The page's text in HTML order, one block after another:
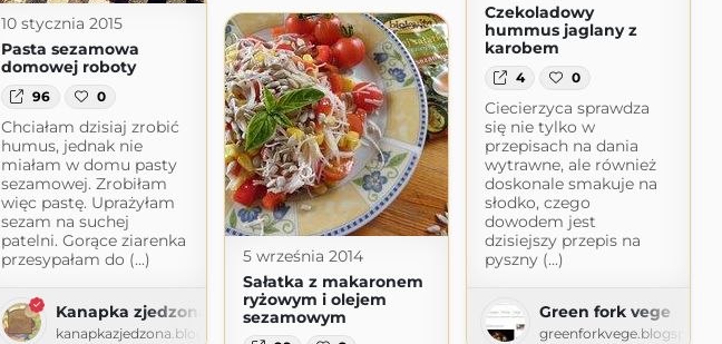
Czekoladowy
hummus jaglany z
karobem
4 0
Ciecierzyca sprawdza
się nie tylko w
przepisach na dania
wytrawne, ale również
doskonale smakuje na
słodko, czego
dowodem jest
dzisiejszy przepis na
pyszny (...)
Green fork vege
10 stycznia 2015
Pasta sezamowa
domowej roboty
96 0
Chciałam dzisiaj zrobić
humus, jednak nie
miałam w domu pasty
sezamowej. Zrobiłam
więc pastę. Uprażyłam
sezam na suchej
patelni. Gorące ziarenka
przesypałam do (...)
Kanapka zjedzona
kanapkazjedzona.blogspot.com
5 września 2014
Sałatka z makaronem
ryżowym i olejem
sezamowym